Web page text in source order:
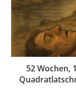
52 Wochen,